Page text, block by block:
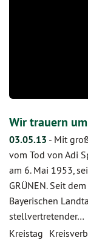
Wir trauern
03.05.13 - Mit
vom Tod von Adi
am 6. Mai 1953,
GRÜNEN. Seit
Bayerischen
stellvertretender…
Kreistag